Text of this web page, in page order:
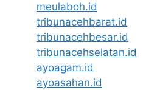
meulaboh.id
tribunacehbarat.id
tribunacehbesar.id
tribunacehselatan.id
ayoagam.id
ayoasahan.id